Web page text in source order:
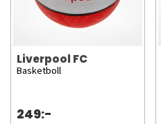
Liverpool FC
Basketboll
249:-